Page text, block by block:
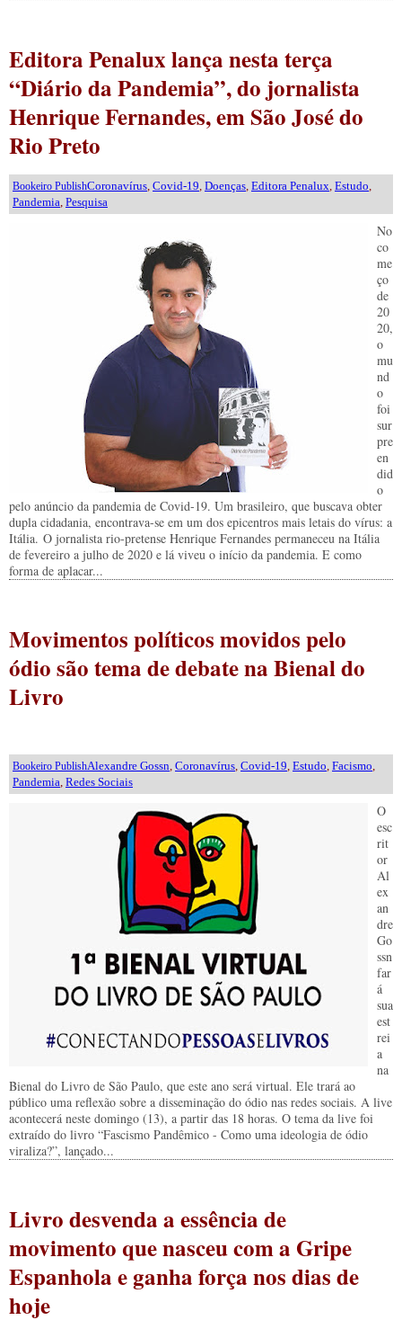
Editora Penalux lança nesta terça
“Diário da Pandemia”, do jornalista
Henrique Fernandes, em São José do
Rio Preto
Bookeiro PublishCoronavírus Covid-19 Doenças Editora Penalux Estudo
Pandemia Pesquisa
No
co
me
ço
de
20
20,
o
mu
nd
o
foi
sur
pre
en
did
o
pelo anúncio da pandemia de Covid-19. Um brasileiro, que buscava obter
dupla cidadania, encontrava-se em um dos epicentros mais letais do vírus: a
Itália. O jornalista rio-pretense Henrique Fernandes permaneceu na Itália
de fevereiro a julho de 2020 e lá viveu o início da pandemia. E como
forma de aplacar...
Movimentos políticos movidos pelo
ódio são tema de debate na Bienal do
Livro
Bookeiro PublishAlexandre Gossn Coronavírus Covid-19 Estudo Facismo
Pandemia Redes Sociais
O
esc
rit
or
Al
ex
an
dre
Go
ssn
far
á
sua
est
rei
a
na
Bienal do Livro de São Paulo, que este ano será virtual. Ele trará ao
público uma reflexão sobre a disseminação do ódio nas redes sociais. A live
acontecerá neste domingo (13), a partir das 18 horas. O tema da live foi
extraído do livro “Fascismo Pandêmico - Como uma ideologia de ódio
viraliza?”, lançado...
Livro desvenda a essência de
movimento que nasceu com a Gripe
Espanhola e ganha força nos dias de
hoje